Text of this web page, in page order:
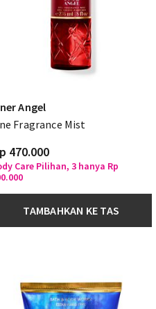
Angel
Fragrance Mist
470.000
Care Pilihan, 3 hanya Rp
TAMBAHKAN KE TAS